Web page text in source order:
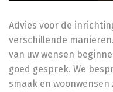
Advies voor de
verschillende
van uw wensen
goed gesprek. We
smaak en